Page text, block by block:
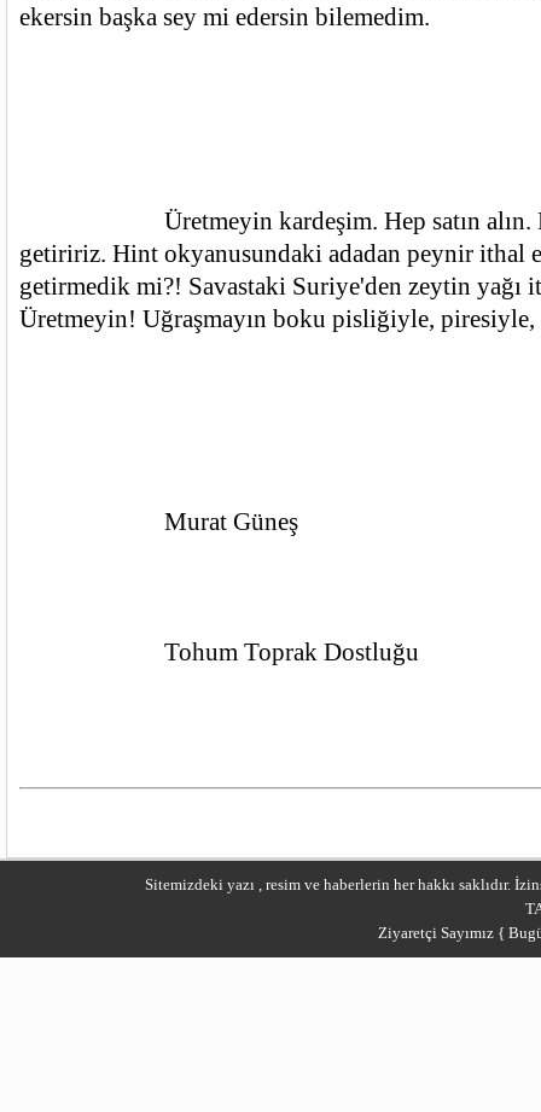
ekersin başka sey mi edersin bilemedim.
getiririz. Hint okyanusundaki adadan peynir ithal
getirmedik mi?! Savastaki Suriye'den zeytin yağı
Üretmeyin! Uğraşmayın boku pisliğiyle, piresiyle,
			Murat Güneş
			Tohum Toprak Dostluğu
Sitemizdeki yazı , resim ve haberlerin her hakkı saklıdır.
Ziyaretçi Sayımız {